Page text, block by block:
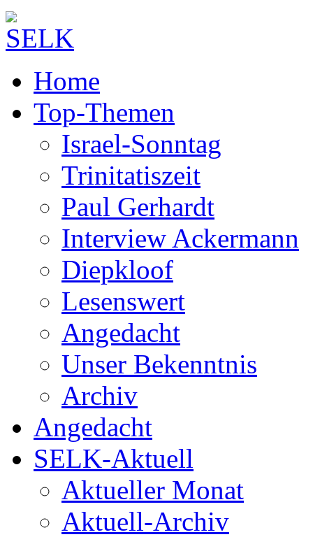
Home
Top-Themen
Israel-Sonntag
Trinitatiszeit
Paul Gerhardt
Interview Ackermann
Diepkloof
Lesenswert
Angedacht
Unser Bekenntnis
Archiv
Angedacht
SELK-Aktuell
Aktueller Monat
Aktuell-Archiv